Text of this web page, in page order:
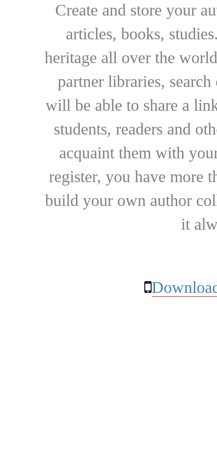
Create and store your
articles, books,
heritage all over the
partner libraries,
will be able to share a
students, readers and
acquaint them with
register, you have more
build your own author
it